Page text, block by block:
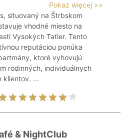
Pokaż więcej >>
situovaný na Štrbskom
vhodné miesto na
Vysokých Tatier. Tento
reputáciou ponúka
ktoré vyhovujú
rodinných, individuálnych
klientov. ...
& NightClub